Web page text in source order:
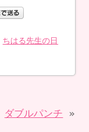
ちはる先生の日
ダブルパンチ »